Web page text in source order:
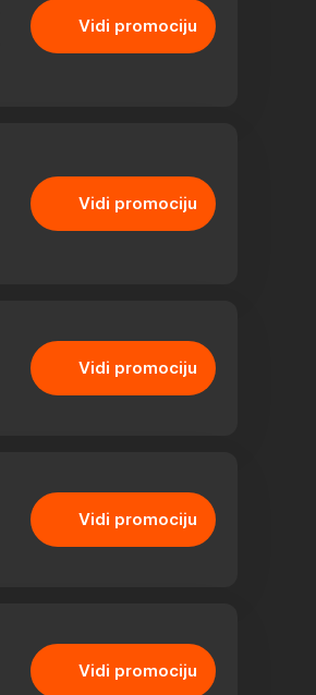
Vidi promociju
Vidi promociju
Vidi promociju
Vidi promociju
Vidi promociju